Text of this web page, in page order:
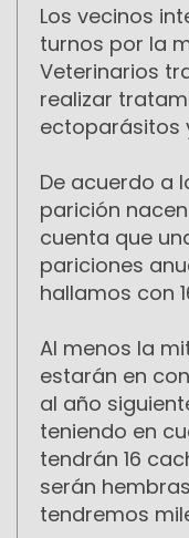
Los vecinos
turnos por la
Veterinarios
realizar
ectoparásitos
De acuerdo a
parición
cuenta que
pariciones
hallamos con
Al menos la
estarán en
al año
teniendo en
tendrán 16
serán
tendremos